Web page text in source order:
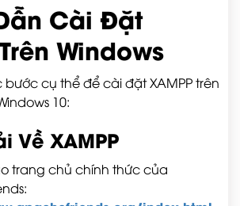
Cài Đặt
Windows
cụ thể để cài đặt XAMPP trên
10:
Về XAMPP
trang chủ chính thức của